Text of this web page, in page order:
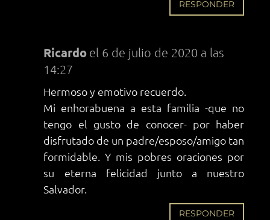
RESPONDER
Ricardo el 6 de julio de 2020 a las
14:27
Hermoso y emotivo recuerdo.
Mi enhorabuena a esta familia -que no
tengo el gusto de conocer- por haber
disfrutado de un padre/esposo/amigo tan
formidable. Y mis pobres oraciones por
su eterna felicidad junto a nuestro
Salvador.
RESPONDER